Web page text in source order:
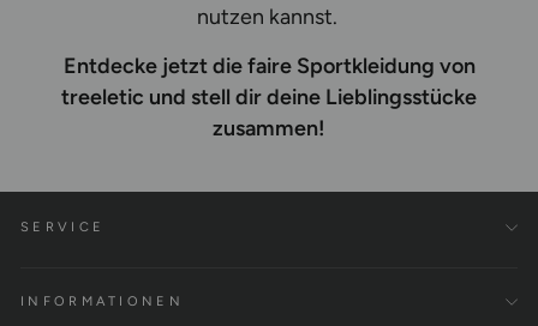
nutzen kannst.
Entdecke jetzt die faire Sportkleidung von
treeletic und stell dir deine Lieblingsstücke
zusammen!
SERVICE
INFORMATIONEN